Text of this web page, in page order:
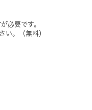
必要です。
い。（無料）